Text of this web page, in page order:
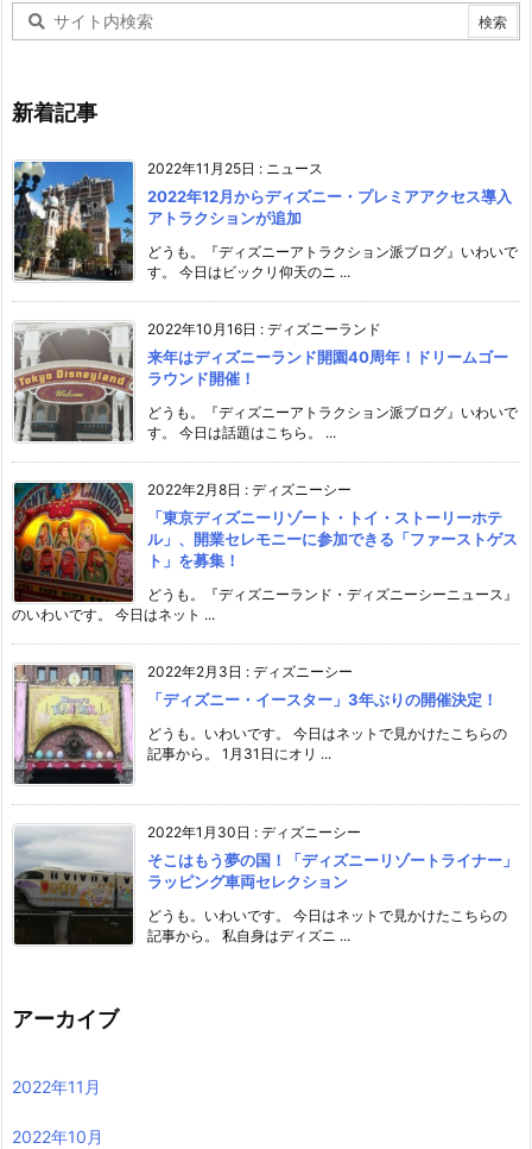
新着記事
2022年11月25日 : ニュース
2022年12月からディズニー・プレミアアクセス導入
アトラクションが追加
どうも。『ディズニーアトラクション派ブログ』いわいで
す。 今日はビックリ仰天のニ ...
2022年10月16日 : ディズニーランド
来年はディズニーランド開園40周年！ドリームゴー
ラウンド開催！
どうも。『ディズニーアトラクション派ブログ』いわいで
す。 今日は話題はこちら。 ...
2022年2月8日 : ディズニーシー
「東京ディズニーリゾート・トイ・ストーリーホテ
ル」、開業セレモニーに参加できる「ファーストゲス
ト」を募集！
どうも。『ディズニーランド・ディズニーシーニュース』
のいわいです。 今日はネット ...
2022年2月3日 : ディズニーシー
「ディズニー・イースター」3年ぶりの開催決定！
どうも。いわいです。 今日はネットで見かけたこちらの
記事から。 1月31日にオリ ...
2022年1月30日 : ディズニーシー
そこはもう夢の国！「ディズニーリゾートライナー」
ラッピング車両セレクション
どうも。いわいです。 今日はネットで見かけたこちらの
記事から。 私自身はディズニ ...
アーカイブ
2022年11月
2022年10月